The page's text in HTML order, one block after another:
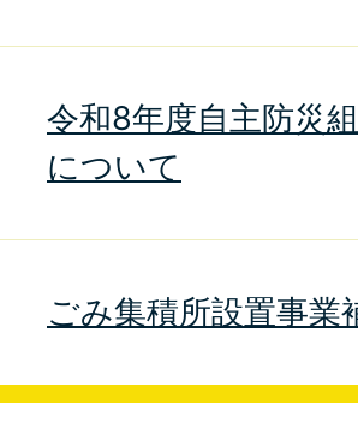
令和8年度自主防災
について
ごみ集積所設置事業